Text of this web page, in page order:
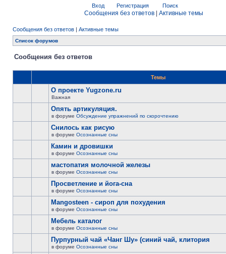
Вход Регистрация Поиск
Сообщения без ответов Активные темы
Сообщения без ответов | Активные темы
Список форумов
Сообщения без ответов
Темы
О проекте Yugzone.ru
Важная
Опять артикуляция.
в форуме Обсуждение упражнений по скорочтению
Снилось как рисую
в форуме Осознанные сны
Камин и дровишки
в форуме Осознанные сны
мастопатия молочной железы
в форуме Осознанные сны
Просветление и йога-сна
в форуме Осознанные сны
Mangosteen - сироп для похудения
в форуме Осознанные сны
Мебель каталог
в форуме Осознанные сны
Пурпурный чай «Чанг Шу» (синий чай, клитория
в форуме Осознанные сны